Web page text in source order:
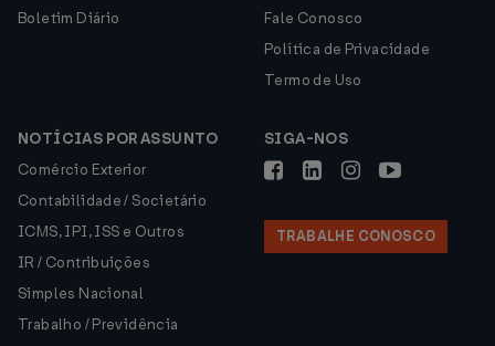
Boletim Diário
Fale Conosco
Política de Privacidade
Termo de Uso
NOTÍCIAS POR ASSUNTO
Comércio Exterior
Contabilidade / Societário
ICMS, IPI, ISS e Outros
IR / Contribuições
Simples Nacional
Trabalho / Previdência
SIGA-NOS
TRABALHE CONOSCO